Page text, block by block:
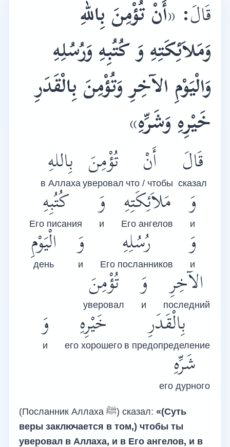
قَالَ:
«أَنْ تُؤْمِنَ بِاللهِ
وَمَلاَئِكَتِهِ وَ كُتُبِهِ وَرُسُلِهِ
وَالْيَوْمِ الآخِرِ وَتُؤْمِنَ بِالْقَدَرِ
خَيْرِهِ وَشَرِّهِ»
قَالَ
сказал
أَنْ
что / чтобы
تُؤْمِنَ
уверовал
بِاللهِ
в Аллаха
وَ
и
مَلاَئِكَتِهِ
Его ангелов
وَ
и
كُتُبِهِ
Его писания
وَ
и
رُسُلِهِ
Его посланников
وَ
и
الْيَوْمِ
день
الآخِرِ
последний
وَ
и
تُؤْمِنَ
уверовал
بِالْقَدَرِ
в предопределение
خَيْرِهِ
его хорошего
وَ
и
شَرِّهِ
его дурного
(Посланник Аллаха ﷺ) сказал: «(Суть
веры заключается в том,) чтобы ты
уверовал в Аллаха, и в Его ангелов, и в